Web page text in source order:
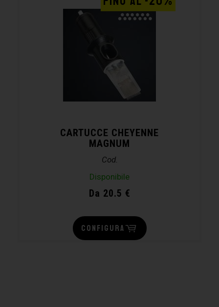
CARTUCCE CHEYENNE
MAGNUM
Cod.
Disponibile
Da 20.5 €
CONFIGURA